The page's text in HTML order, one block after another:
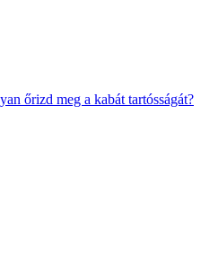
őrizd meg a kabát tartósságát?